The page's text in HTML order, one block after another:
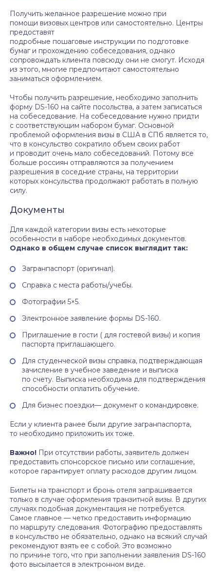
Получить желанное разрешение можно при
помощи визовых центров или самостоятельно. Центры
предоставят
подробные пошаговые инструкции по подготовке
бумаг и прохождению собеседования, однако
сопровождать клиента повсюду они не смогут. Исходя
из этого, многие предпочитают самостоятельно
заниматься оформлением.
Чтобы получить разрешение, необходимо заполнить
форму DS-160 на сайте посольства, а затем записаться
на собеседование. На собеседование нужно придти
с соответствующим набором бумаг. Основной
проблемой оформления визы в США в СПб является то,
что в консульство сократило объем своих работ
и проводит очень мало собеседований. Потому все
больше россиян отправляются за получением
разрешения в соседние страны, на территории
которых консульства продолжают работать в полную
силу.
Документы
Для каждой категории визы есть некоторые
особенности в наборе необходимых документов.
Однако в общем случае список выглядит так:
Загранпаспорт (оригинал).
Справка с места работы/учебы.
Фотографии 5×5.
Электронное заявление формы DS-160.
Приглашение в гости ( для гостевой визы) и копия
паспорта приглашающего.
Для студенческой визы справка, подтверждающая
зачисление в учебное заведение и выписка
по счету. Выписка необходима для подтверждения
способности оплатить обучение.
Для бизнес поездки— документ о командировке.
Если у клиента ранее были другие загранпаспорта,
то необходимо приложить их тоже.
Важно! При отсутствии работы, заявитель должен
предоставить спонсорское письмо или соглашение,
которое гарантирует оплату расходов другим лицом.
Билеты на транспорт и бронь отеля запрашивается
только в случае оформления транзитной визы. В других
случаях подобная документация не потребуется.
Самое главное — четко предоставить информацию
по маршруту следования. Фотографию предоставлять
в консульство не обязательно, однако на всякий случай
рекомендуют взять ее с собой. Это возможно
по причине того, что при заполнении заявления DS-160
фото высылается в электронном виде.